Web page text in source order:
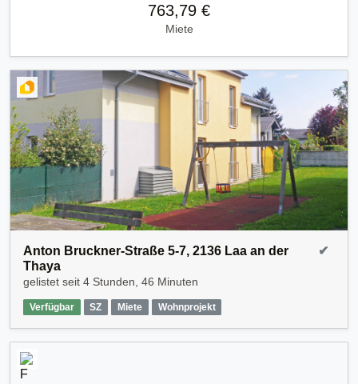
763,79 €
Miete
Anton Bruckner-Straße 5-7, 2136 Laa an der
Thaya
gelistet seit 4 Stunden, 46 Minuten
Verfügbar SZ Miete Wohnprojekt
✔